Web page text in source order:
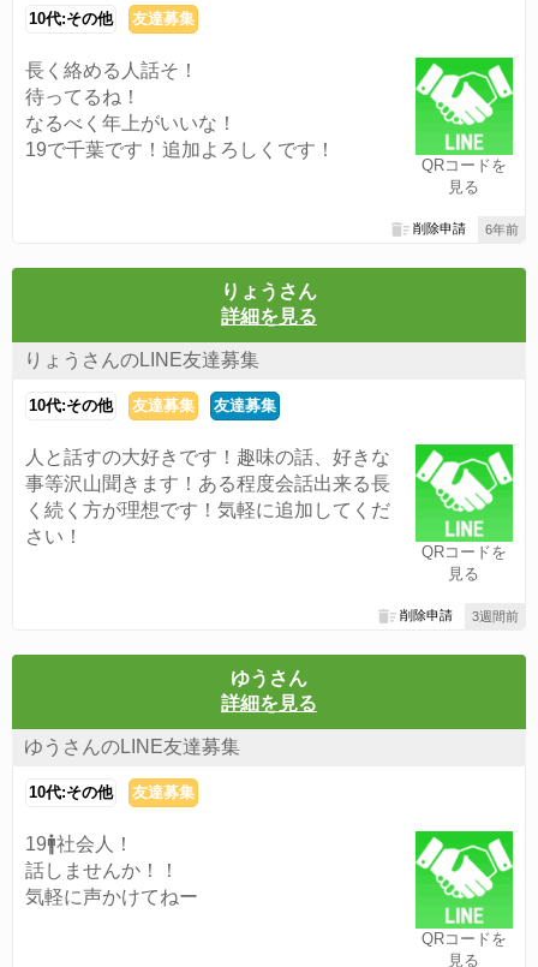
10代:その他 友達募集
QRコードを
見る
長く絡める人話そ！
待ってるね！
なるべく年上がいいな！
19で千葉です！追加よろしくです！
6年前
削除申請
りょうさん
詳細を見る
りょうさんのLINE友達募集
10代:その他 友達募集 友達募集
QRコードを
見る
人と話すの大好きです！趣味の話、好きな
事等沢山聞きます！ある程度会話出来る長
く続く方が理想です！気軽に追加してくだ
さい！
3週間前
削除申請
ゆうさん
詳細を見る
ゆうさんのLINE友達募集
10代:その他 友達募集
QRコードを
見る
19🚹社会人！
話しませんか！！
気軽に声かけてねー